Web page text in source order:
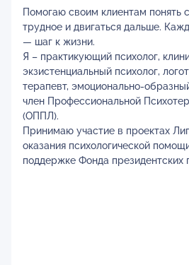
‌Помогаю своим клиентам понять
трудное и двигаться дальше.
— шаг к жизни.
Я – практикующий психолог,
экзистенциальный психолог,
терапевт, эмоционально-
член Профессиональной
(ОППЛ).
Принимаю участие в проектах
оказания психологической
поддержке Фонда президентских